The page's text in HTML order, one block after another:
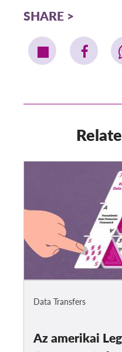
SHARE
Data Transfers
Az amerikai